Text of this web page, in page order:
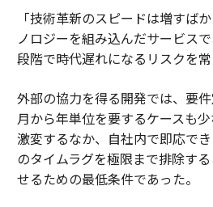
「技術革新のスピードは増すば
ノロジーを組み込んだサービス
段階で時代遅れになるリスクを常
外部の協力を得る開発では、要
月から年単位を要するケースも
激変するなか、自社内で即応で
のタイムラグを極限まで排除す
せるための最低条件であった。